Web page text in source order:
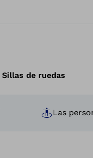
Sillas de ruedas
Las